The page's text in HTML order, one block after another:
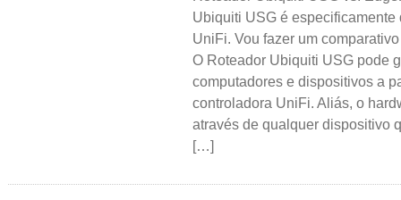
Ubiquiti USG é
UniFi. Vou fazer um
O Roteador Ubiquiti USG pode
computadores e dispositivos a
controladora UniFi. Aliás, o
através de qualquer dispositivo
[…]